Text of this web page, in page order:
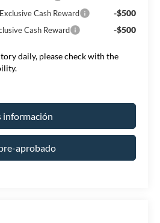
Cash Reward -$500
Cash Reward -$500
daily, please check with the
información
aprobado